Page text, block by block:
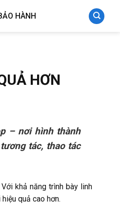
HÀNH
HƠN
– nơi hình thành
tác, thao tác
khả năng trình bày linh
quả cao hơn.